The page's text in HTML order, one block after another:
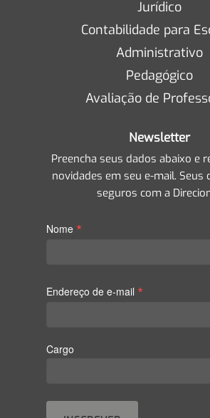
Jurídico
Contabilidade para
Administrativo
Pedagógico
Avaliação de
Newsletter
Preencha seus dados abaixo e
novidades em seu e-mail. Seus
seguros com a
Nome *
Endereço de e-mail *
Cargo